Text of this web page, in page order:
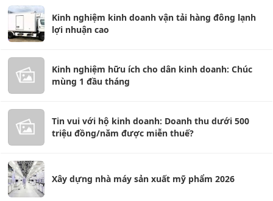
Kinh nghiệm kinh doanh vận tải hàng đông lạnh
lợi nhuận cao
Kinh nghiệm hữu ích cho dân kinh doanh: Chúc
mùng 1 đầu tháng
Tin vui với hộ kinh doanh: Doanh thu dưới 500
triệu đồng/năm được miễn thuế?
Xây dựng nhà máy sản xuất mỹ phẩm 2026